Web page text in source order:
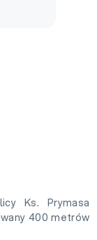
Ks. Prymasa
400 metrów